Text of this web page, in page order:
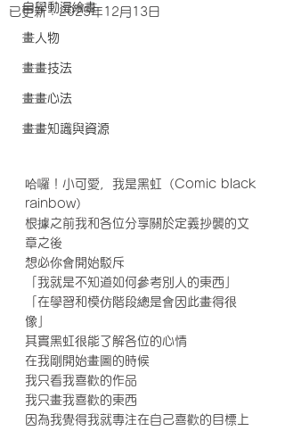
自學動漫繪畫
畫人物
畫畫技法
畫畫心法
畫畫知識與資源
已更新：2025年12月13日
哈囉！小可愛，我是黑虹（Comic black
rainbow）
根據之前我和各位分享關於定義抄襲的文
章之後
想必你會開始駁斥
「我就是不知道如何參考別人的東西」
「在學習和模仿階段總是會因此畫得很
像」
其實黑虹很能了解各位的心情
在我剛開始畫圖的時候
我只看我喜歡的作品
我只畫我喜歡的東西
因為我覺得我就專注在自己喜歡的目標上